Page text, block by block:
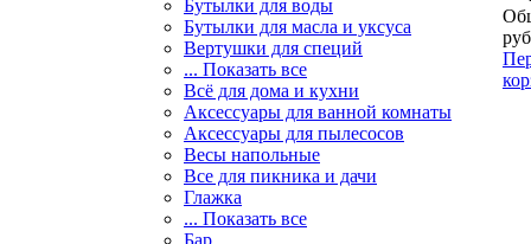
Бутылки для воды
Бутылки для масла и уксуса
Вертушки для специй
... Показать все
Всё для дома и кухни
Аксессуары для ванной комнаты
Аксессуары для пылесосов
Весы напольные
Все для пикника и дачи
Глажка
... Показать все
Бар